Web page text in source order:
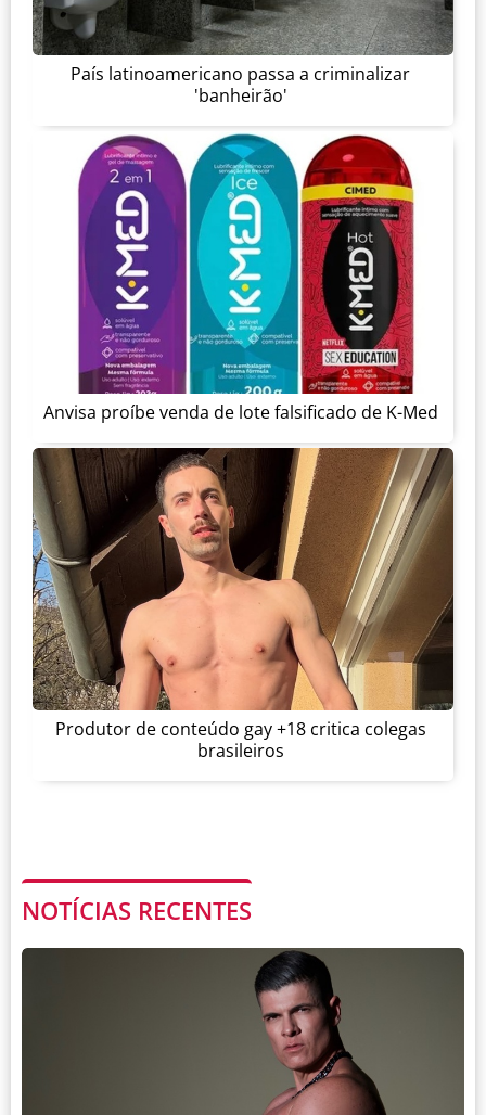
País latinoamericano passa a criminalizar
'banheirão'
Anvisa proíbe venda de lote falsificado de K-Med
Produtor de conteúdo gay +18 critica colegas
brasileiros
NOTÍCIAS RECENTES